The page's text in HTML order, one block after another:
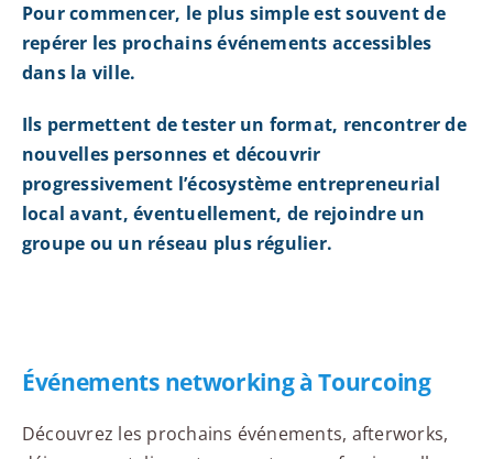
Pour commencer, le plus simple est souvent de
repérer les prochains événements accessibles
dans la ville.
Ils permettent de tester un format, rencontrer de
nouvelles personnes et découvrir
progressivement l’écosystème entrepreneurial
local avant, éventuellement, de rejoindre un
groupe ou un réseau plus régulier.
Événements networking à Tourcoing
Découvrez les prochains événements, afterworks,